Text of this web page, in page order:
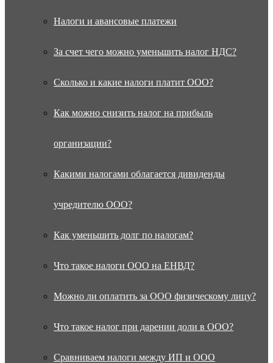
Налоги и авансовые платежи
За счет чего можно уменьшить налог НДС?
Сколько и какие налоги платит ООО?
Как можно снизить налог на прибыль
организации?
Какими налогами облагается дивиденды
учредителю ООО?
Как уменьшить долг по налогам?
Что такое налоги ООО на ЕНВД?
Можно ли оплатить за ООО физическому лицу?
Что такое налог при дарении доли в ООО?
Сравниваем налоги между ИП и ООО